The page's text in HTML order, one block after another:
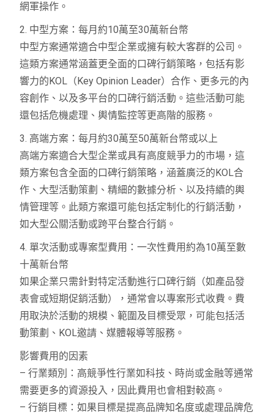
網軍操作。
2. 中型方案：每月約10萬至30萬新台幣
中型方案通常適合中型企業或擁有較大客群的公司。
這類方案通常涵蓋更全面的口碑行銷策略，包括有影
響力的KOL（Key Opinion Leader）合作、更多元的內
容創作、以及多平台的口碑行銷活動。這些活動可能
還包括危機處理、輿情監控等更高階的服務。
3. 高端方案：每月約30萬至50萬新台幣或以上
高端方案適合大型企業或具有高度競爭力的市場，這
類方案包含全面的口碑行銷策略，涵蓋廣泛的KOL合
作、大型活動策劃、精細的數據分析、以及持續的輿
情管理等。此類方案還可能包括定制化的行銷活動，
如大型公關活動或跨平台整合行銷。
4. 單次活動或專案型費用：一次性費用約為10萬至數
十萬新台幣
如果企業只需針對特定活動進行口碑行銷（如產品發
表會或短期促銷活動），通常會以專案形式收費。費
用取決於活動的規模、範圍及目標受眾，可能包括活
動策劃、KOL邀請、媒體報導等服務。
影響費用的因素
– 行業類別：高競爭性行業如科技、時尚或金融等通常
需要更多的資源投入，因此費用也會相對較高。
– 行銷目標：如果目標是提高品牌知名度或處理品牌危